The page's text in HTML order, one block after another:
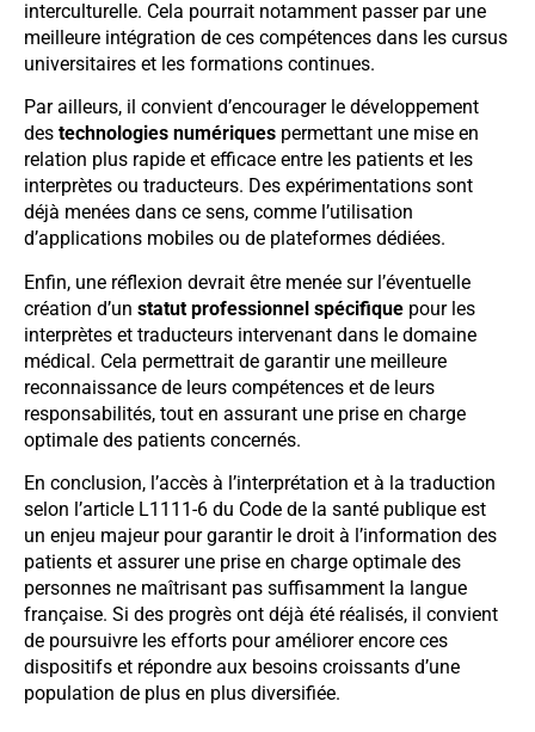
interculturelle. Cela pourrait notamment passer par une
meilleure intégration de ces compétences dans les cursus
universitaires et les formations continues.
Par ailleurs, il convient d’encourager le développement
des technologies numériques permettant une mise en
relation plus rapide et efficace entre les patients et les
interprètes ou traducteurs. Des expérimentations sont
déjà menées dans ce sens, comme l’utilisation
d’applications mobiles ou de plateformes dédiées.
Enfin, une réflexion devrait être menée sur l’éventuelle
création d’un statut professionnel spécifique pour les
interprètes et traducteurs intervenant dans le domaine
médical. Cela permettrait de garantir une meilleure
reconnaissance de leurs compétences et de leurs
responsabilités, tout en assurant une prise en charge
optimale des patients concernés.
En conclusion, l’accès à l’interprétation et à la traduction
selon l’article L1111-6 du Code de la santé publique est
un enjeu majeur pour garantir le droit à l’information des
patients et assurer une prise en charge optimale des
personnes ne maîtrisant pas suffisamment la langue
française. Si des progrès ont déjà été réalisés, il convient
de poursuivre les efforts pour améliorer encore ces
dispositifs et répondre aux besoins croissants d’une
population de plus en plus diversifiée.